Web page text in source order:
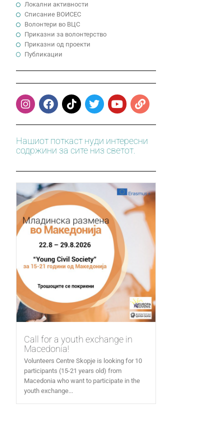
Локални активности
Cписание ВОИСЕС
Волонтери во ВЦС
Приказни за волонтерство
Приказни од проекти
Публикации
Нашиот поткаст нуди интересни
содржини за сите низ светот.
Call for a youth exchange in
Macedonia!
Volunteers Centre Skopje is looking for 10
participants (15-21 years old) from
Macedonia who want to participate in the
youth exchange...